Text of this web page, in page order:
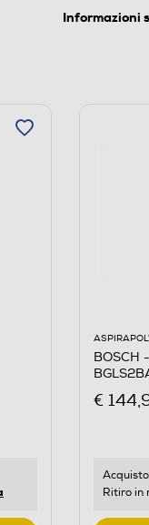
Informazioni
BOSCH
€
Ritiro in